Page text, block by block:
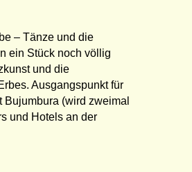
– Tänze und die
ein Stück noch völlig
und die
Ausgangspunkt für
(wird zweimal
und Hotels an der